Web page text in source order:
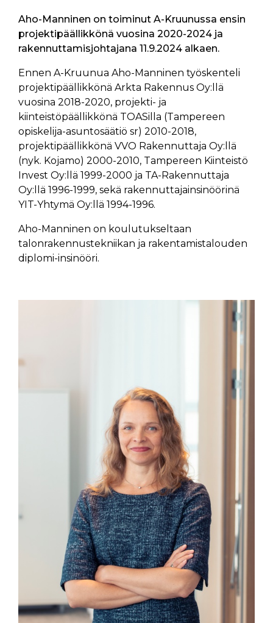
Aho-Manninen on toiminut A-Kruunussa ensin
projektipäällikkönä vuosina 2020-2024 ja
rakennuttamisjohtajana 11.9.2024 alkaen.
Ennen A-Kruunua Aho-Manninen työskenteli
projektipäällikkönä Arkta Rakennus Oy:llä
vuosina 2018-2020, projekti- ja
kiinteistöpäällikkönä TOASilla (Tampereen
opiskelija-asuntosäätiö sr) 2010-2018,
projektipäällikkönä VVO Rakennuttaja Oy:llä
(nyk. Kojamo) 2000-2010, Tampereen Kiinteistö
Invest Oy:llä 1999-2000 ja TA-Rakennuttaja
Oy:llä 1996-1999, sekä rakennuttajainsinöörinä
YIT-Yhtymä Oy:llä 1994-1996.
Aho-Manninen on koulutukseltaan
talonrakennustekniikan ja rakentamistalouden
diplomi-insinööri.